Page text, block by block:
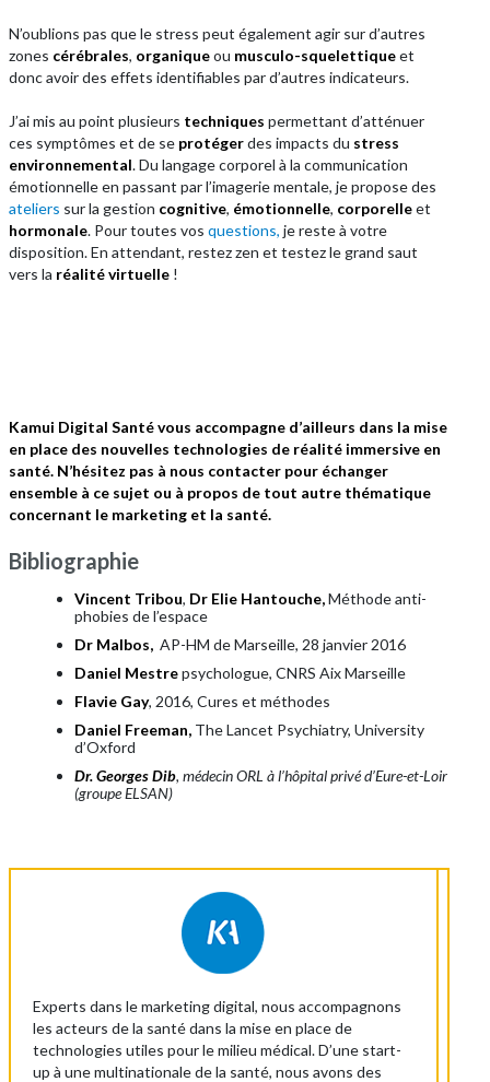
N’oublions pas que le stress peut également agir sur d’autres
zones cérébrales, organiqueou musculo-squelettiqueet
donc avoir des effets identifiables par d’autres indicateurs.
J’ai mis au point plusieurs techniques permettant d’atténuer
ces symptômes et de se protégerdes impacts du stress
environnemental. Du langage corporel à la communication
émotionnelle en passant par l’imagerie mentale, je propose des
ateliers sur la gestion cognitive, émotionnelle, corporelleet
hormonale. Pour toutes vos questions, je reste à votre
disposition. En attendant, restez zen et testez le grand saut
vers la réalité virtuelle!
Kamui Digital Santé vous accompagne d’ailleurs dans la mise
en place des nouvelles technologies de réalité immersive en
santé. N’hésitez pas à nous contacter pour échanger
ensemble à ce sujet ou à propos de tout autre thématique
concernant le marketing et la santé.
Bibliographie
Vincent Tribou, Dr Elie Hantouche,Méthode anti-
phobies de l’espace
Dr Malbos, AP-HM de Marseille, 28 janvier 2016
Daniel Mestrepsychologue, CNRS Aix Marseille
Flavie Gay, 2016, Cures et méthodes
Daniel Freeman,The Lancet Psychiatry, University
d’Oxford
Dr. Georges Dib, médecin ORL à l’hôpital privé d’Eure-et-Loir
(groupe ELSAN)
Experts dans le marketing digital, nous accompagnons
les acteurs de la santé dans la mise en place de
technologies utiles pour le milieu médical. D’une start-
up à une multinationale de la santé, nous avons des